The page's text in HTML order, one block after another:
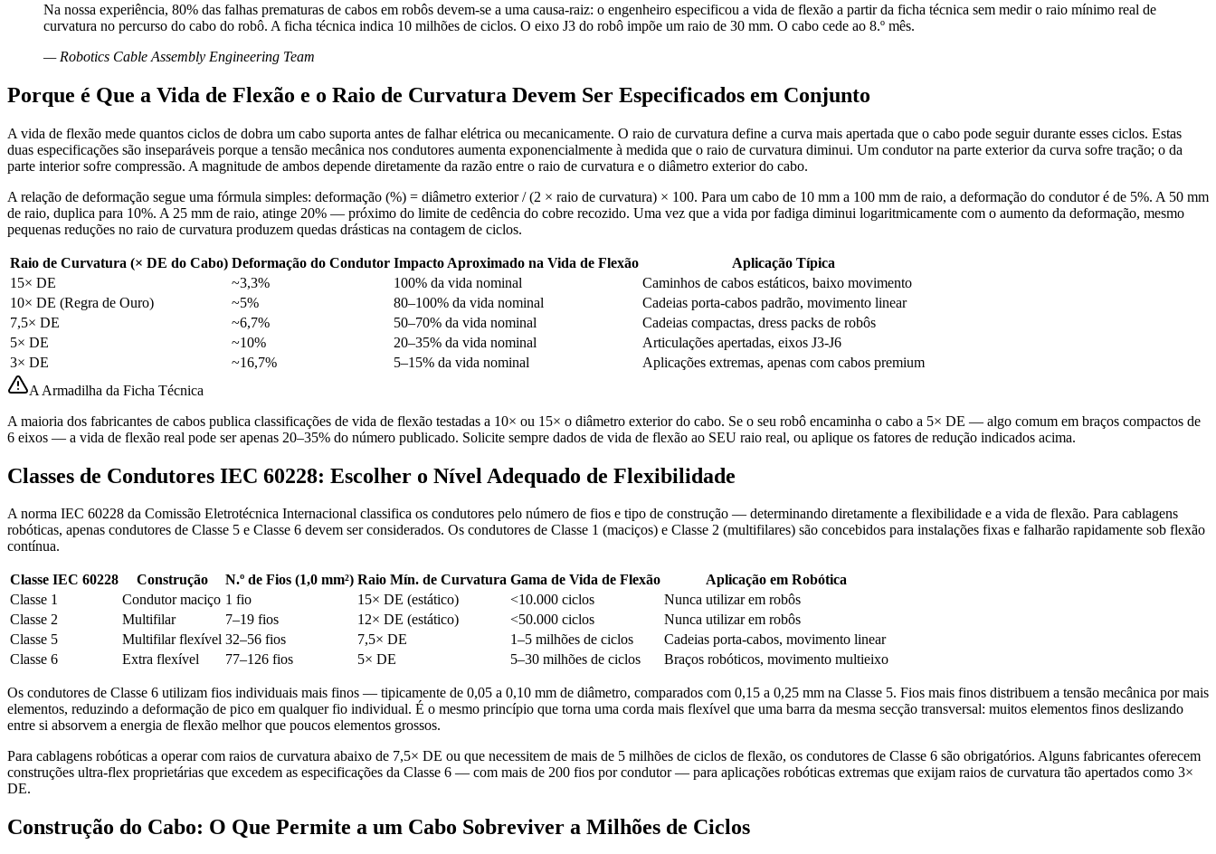
Na nossa experiência, 80% das falhas prematuras de cabos em robôs devem-se a uma causa-raiz: o engenheiro especificou a vida de flexão a partir da ficha técnica sem medir o raio mínimo real de
curvatura no percurso do cabo do robô. A ficha técnica indica 10 milhões de ciclos. O eixo J3 do robô impõe um raio de 30 mm. O cabo cede ao 8.º mês.
— Robotics Cable Assembly Engineering Team
Porque é Que a Vida de Flexão e o Raio de Curvatura Devem Ser Especificados em Conjunto
A vida de flexão mede quantos ciclos de dobra um cabo suporta antes de falhar elétrica ou mecanicamente. O raio de curvatura define a curva mais apertada que o cabo pode seguir durante esses ciclos. Estas
duas especificações são inseparáveis porque a tensão mecânica nos condutores aumenta exponencialmente à medida que o raio de curvatura diminui. Um condutor na parte exterior da curva sofre tração; o da
parte interior sofre compressão. A magnitude de ambos depende diretamente da razão entre o raio de curvatura e o diâmetro exterior do cabo.
A relação de deformação segue uma fórmula simples: deformação (%) = diâmetro exterior / (2 × raio de curvatura) × 100. Para um cabo de 10 mm a 100 mm de raio, a deformação do condutor é de 5%. A 50 mm
de raio, duplica para 10%. A 25 mm de raio, atinge 20% — próximo do limite de cedência do cobre recozido. Uma vez que a vida por fadiga diminui logaritmicamente com o aumento da deformação, mesmo
pequenas reduções no raio de curvatura produzem quedas drásticas na contagem de ciclos.
Raio de Curvatura (× DE do Cabo) Deformação do Condutor Impacto Aproximado na Vida de Flexão
Aplicação Típica
15× DE
~3,3% 100% da vida nominal
Caminhos de cabos estáticos, baixo movimento
10× DE (Regra de Ouro)
~5% 80–100% da vida nominal
Cadeias porta-cabos padrão, movimento linear
7,5× DE
~6,7% 50–70% da vida nominal
Cadeias compactas, dress packs de robôs
5× DE
~10% 20–35% da vida nominal
Articulações apertadas, eixos J3-J6
3× DE
~16,7% 5–15% da vida nominal
Aplicações extremas, apenas com cabos premium
A Armadilha da Ficha Técnica
A maioria dos fabricantes de cabos publica classificações de vida de flexão testadas a 10× ou 15× o diâmetro exterior do cabo. Se o seu robô encaminha o cabo a 5× DE — algo comum em braços compactos de
6 eixos — a vida de flexão real pode ser apenas 20–35% do número publicado. Solicite sempre dados de vida de flexão ao SEU raio real, ou aplique os fatores de redução indicados acima.
Classes de Condutores IEC 60228: Escolher o Nível Adequado de Flexibilidade
A norma IEC 60228 da Comissão Eletrotécnica Internacional classifica os condutores pelo número de fios e tipo de construção — determinando diretamente a flexibilidade e a vida de flexão. Para cablagens
robóticas, apenas condutores de Classe 5 e Classe 6 devem ser considerados. Os condutores de Classe 1 (maciços) e Classe 2 (multifilares) são concebidos para instalações fixas e falharão rapidamente sob flexão
contínua.
Classe IEC 60228 Construção N.º de Fios (1,0 mm²) Raio Mín. de Curvatura Gama de Vida de Flexão
Aplicação em Robótica
Classe 1
Condutor maciço 1 fio 15× DE (estático) <10.000 ciclos
Nunca utilizar em robôs
Classe 2
Multifilar 7–19 fios 12× DE (estático) <50.000 ciclos
Nunca utilizar em robôs
Classe 5
Multifilar flexível 32–56 fios 7,5× DE 1–5 milhões de ciclos
Cadeias porta-cabos, movimento linear
Classe 6
Extra flexível 77–126 fios 5× DE 5–30 milhões de ciclos Braços robóticos, movimento multieixo
Os condutores de Classe 6 utilizam fios individuais mais finos — tipicamente de 0,05 a 0,10 mm de diâmetro, comparados com 0,15 a 0,25 mm na Classe 5. Fios mais finos distribuem a tensão mecânica por mais
elementos, reduzindo a deformação de pico em qualquer fio individual. É o mesmo princípio que torna uma corda mais flexível que uma barra da mesma secção transversal: muitos elementos finos deslizando
entre si absorvem a energia de flexão melhor que poucos elementos grossos.
Para cablagens robóticas a operar com raios de curvatura abaixo de 7,5× DE ou que necessitem de mais de 5 milhões de ciclos de flexão, os condutores de Classe 6 são obrigatórios. Alguns fabricantes oferecem
construções ultra-flex proprietárias que excedem as especificações da Classe 6 — com mais de 200 fios por condutor — para aplicações robóticas extremas que exijam raios de curvatura tão apertados como 3×
DE.
Construção do Cabo: O Que Permite a um Cabo Sobreviver a Milhões de Ciclos